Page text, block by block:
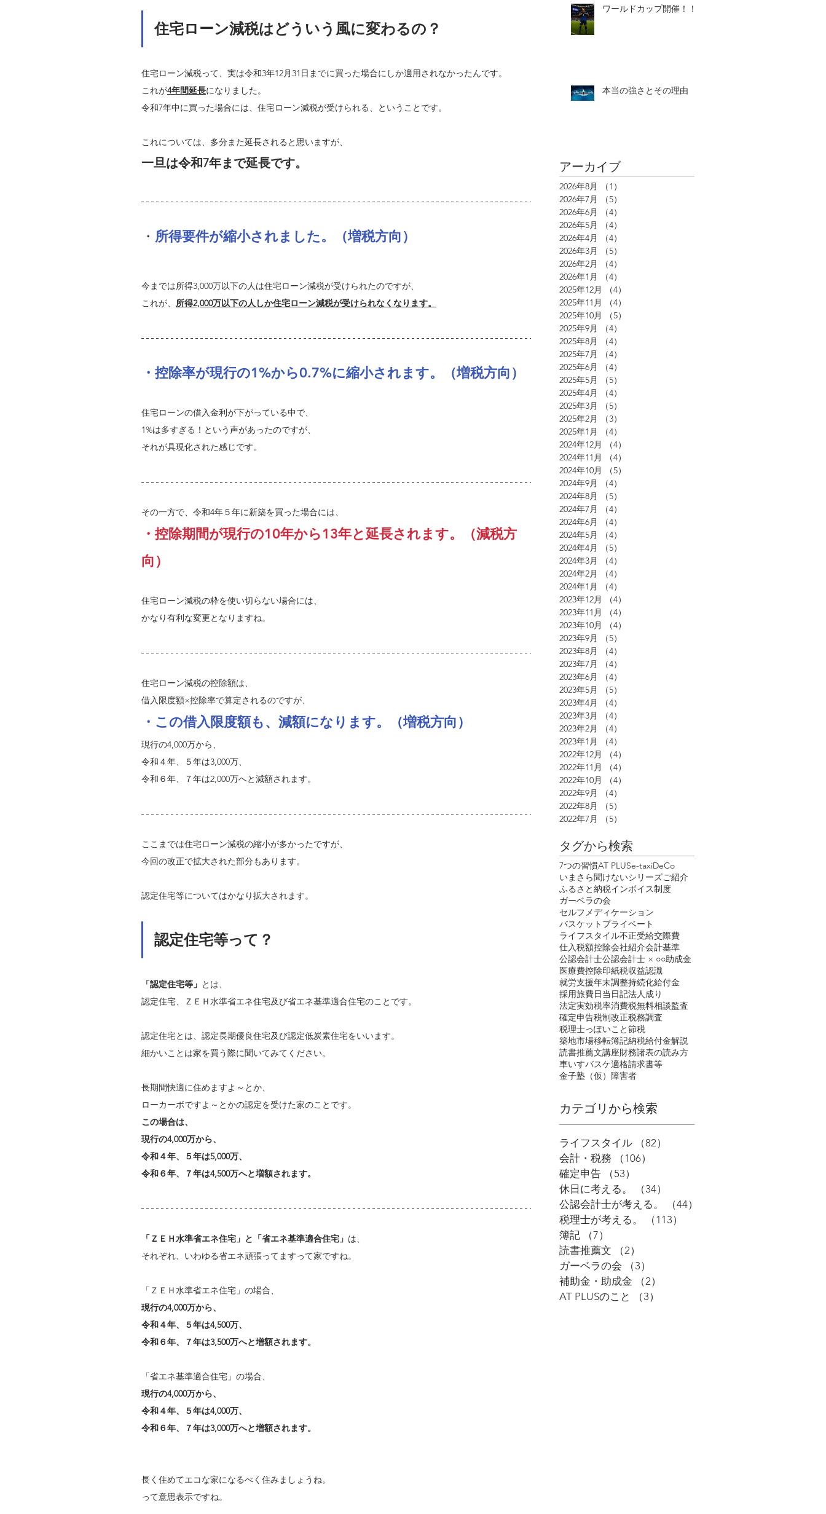
住宅ローン減税はどういう風に変わるの？
住宅ローン減税って、実は令和3年12月31日までに買った場合にしか適用されなかったんです。
これが4年間延長になりました。
令和7年中に買った場合には、住宅ローン減税が受けられる、ということです。
これについては、多分また延長されると思いますが、
一旦は令和7年まで延長です。
・ 所得要件が縮小されました。（増税方向）
今までは所得3,000万以下の人は住宅ローン減税が受けられたのですが、
これが、 所得2,000万以下の人しか住宅ローン減税が受けられなくなります。
・控除率が現行の1%から0.7%に縮小されます。（増税方向）
住宅ローンの借入金利が下がっている中で、
1%は多すぎる！という声があったのですが、
それが具現化された感じです。
その一方で、令和4年５年に新築を買った場合には、
・控除期間が現行の10年から13年と延長されます。（減税方
向）
住宅ローン減税の枠を使い切らない場合には、
かなり有利な変更となりますね。
住宅ローン減税の控除額は、
借入限度額×控除率で算定されるのですが、
・この借入限度額も、減額になります。（増税方向）
現行の4,000万から、
令和４年、５年は3,000万、
令和６年、７年は2,000万へと減額されます。
ここまでは住宅ローン減税の縮小が多かったですが、
今回の改正で拡大された部分もあります。
認定住宅等についてはかなり拡大されます。
認定住宅等って？
「認定住宅等」 とは、
認定住宅、ＺＥＨ水準省エネ住宅及び省エネ基準適合住宅のことです。
認定住宅とは、認定長期優良住宅及び認定低炭素住宅をいいます。
細かいことは家を買う際に聞いてみてください。
長期間快適に住めますよ～とか、
ローカーボですよ～とかの認定を受けた家のことです。
この場合は、
現行の4,000万から、
令和４年、５年は5,000万、
令和６年、７年は4,500万へと増額されます。
「ＺＥＨ水準省エネ住宅」と「省エネ基準適合住宅」 は、
それぞれ、いわゆる省エネ頑張ってますって家ですね。
「ＺＥＨ水準省エネ住宅」の場合、
現行の4,000万から、
令和４年、５年は4,500万、
令和６年、７年は3,500万へと増額されます。
「省エネ基準適合住宅」の場合、
現行の4,000万から、
令和４年、５年は4,000万、
令和６年、７年は3,000万へと増額されます。
長く住めてエコな家になるべく住みましょうね。
って意思表示ですね。
ワールドカップ開催！！！
本当の強さとその理由
アーカイブ
2026年8月 （1）
2026年7月
（5）
2026年6月
（4）
2026年5月
（4）
2026年4月
（4）
2026年3月
（5）
2026年2月
（4）
2026年1月
（4）
2025年12月
（4）
2025年11月
（4）
2025年10月
（5）
2025年9月
（4）
2025年8月
（4）
2025年7月
（4）
2025年6月
（4）
2025年5月
（5）
2025年4月
（4）
2025年3月
（5）
2025年2月
（3）
2025年1月
（4）
2024年12月
（4）
2024年11月
（4）
2024年10月
（5）
2024年9月
（4）
2024年8月
（5）
2024年7月
（4）
2024年6月
（4）
2024年5月
（4）
2024年4月
（5）
2024年3月
（4）
2024年2月
（4）
2024年1月
（4）
2023年12月
（4）
2023年11月
（4）
2023年10月
（4）
2023年9月
（5）
2023年8月
（4）
2023年7月
（4）
2023年6月
（4）
2023年5月
（5）
2023年4月
（4）
2023年3月
（4）
2023年2月
（4）
2023年1月
（4）
2022年12月
（4）
2022年11月
（4）
2022年10月
（4）
2022年9月
（4）
2022年8月
（5）
2022年7月
（5）
タグから検索
7つの習慣AT PLUSe-taxiDeCo
いまさら聞けないシリーズご紹介
ふるさと納税インボイス制度
ガーベラの会
セルフメディケーション
バスケット プライベート
ライフスタイル不正受給交際費
仕入税額控除会社紹介会計基準
公認会計士公認会計士 × ○○助成金
医療費控除印紙税収益認識
就労支援年末調整持続化給付金
採用旅費日当 日記法人成り
法定実効税率消費税無料相談監査
確定申告税制改正税務調査
税理士っぽいこと節税
築地市場移転簿記納税給付金解説
読書推薦文講座財務諸表の読み方
車いすバスケ適格請求書等
金子塾（仮） 障害者
​カテゴリから検索
ライフスタイル （82）
会計・税務
（106）
確定申告
（53）
休日に考える。
（34）
公認会計士が考える。
（44）
税理士が考える。
（113）
簿記
（7）
読書推薦文
（2）
ガーベラの会
（3）
補助金・助成金
（2）
AT PLUSのこと
（3）